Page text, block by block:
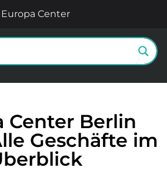
Center Berlin
Geschäfte im
Europa Center